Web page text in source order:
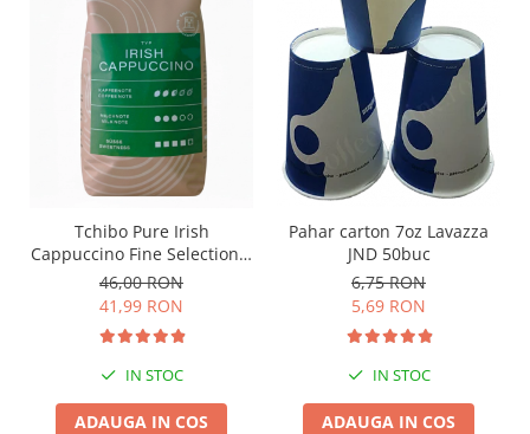
Tchibo Pure Irish
Cappuccino Fine Selection 1
Kg
46,00 RON
41,99 RON
IN STOC
ADAUGA IN COS
Pahar carton 7oz Lavazza
JND 50buc
6,75 RON
5,69 RON
IN STOC
ADAUGA IN COS